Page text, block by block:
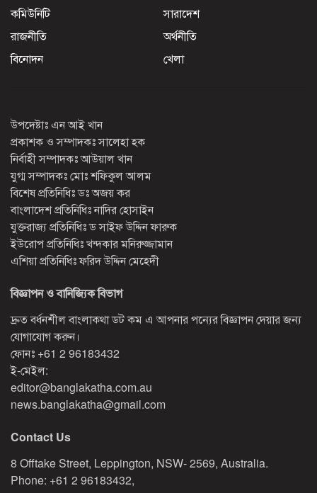
কমিউনিটি
সারাদেশ
রাজনীতি
অর্থনীতি
বিনোদন
খেলা
উপদেষ্টাঃ এন আই খান
প্রকাশক ও সম্পাদকঃ সালেহা হক
নির্বাহী সম্পাদকঃ আউয়াল খান
যুগ্ম সম্পাদকঃ মোঃ শফিকুল আলম
বিশেষ প্রতিনিধিঃ ডঃ অজয় কর
বাংলাদেশ প্রতিনিধিঃ নাদির হোসাইন
যুক্তরাজ্য প্রতিনিধিঃ ড সাইফ উদ্দিন ফারুক
ইউরোপ প্রতিনিধিঃ খন্দকার মনিরুজ্জামান
এশিয়া প্রতিনিধিঃ ফরিদ উদ্দিন মেহেদী
বিজ্ঞাপন ও বানিজ্যিক বিভাগ
দ্রুত বর্ধনশীল বাংলাকথা ডট কম এ আপনার পন্যের বিজ্ঞাপন দেয়ার জন্য
যোগাযোগ করুন।
ফোনঃ +61 2 96183432
ই-মেইল:
editor@banglakatha.com.au
news.banglakatha@gmail.com
Contact Us
8 Offtake Street, Leppington, NSW- 2569, Australia.
Phone: +61 2 96183432,